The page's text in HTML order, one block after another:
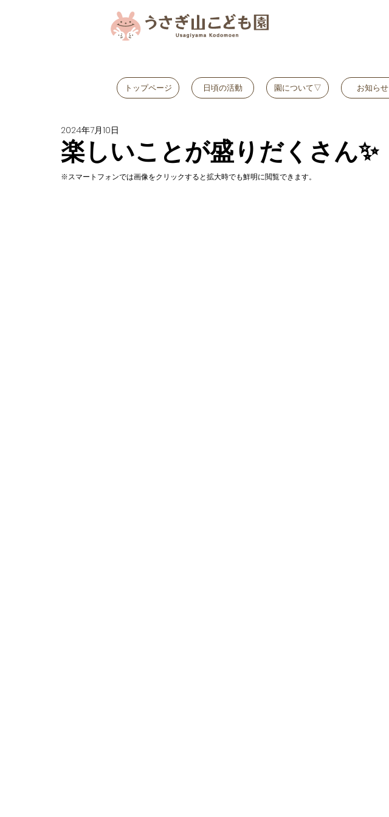
トップページ 日頃の活動 園について▽ お知らせ
楽しいことが盛りだくさん✨
2024年7月10日
※スマートフォンでは画像をクリックすると拡大時でも鮮明に閲覧できます。